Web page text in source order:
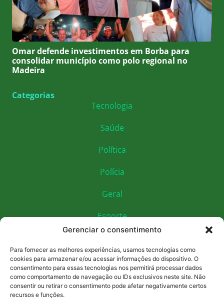
Gerenciar o consentimento
Para fornecer as melhores experiências, usamos tecnologias como
cookies para armazenar e/ou acessar informações do dispositivo. O
consentimento para essas tecnologias nos permitirá processar dados
como comportamento de navegação ou IDs exclusivos neste site. Não
consentir ou retirar o consentimento pode afetar negativamente certos
recursos e funções.
Omar defende investimentos em Borba para
consolidar município como polo regional no
Madeira
Categorias
Tecnologia
Saúde
Política
Polícia
Geral
Esporte
Economia
Cultura